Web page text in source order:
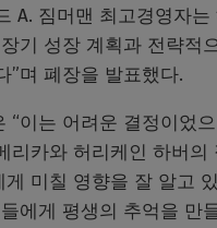
A. 짐머맨 최고경영자는
기 성장 계획과 전략적
”며 폐장을 발표했다.
“이는 어려운 결정이었
리카와 허리케인 하버의
게 미칠 영향을 잘 알고
에게 평생의 추억을 만